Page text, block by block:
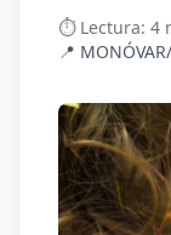
⏱️ Lectura: 4
📍